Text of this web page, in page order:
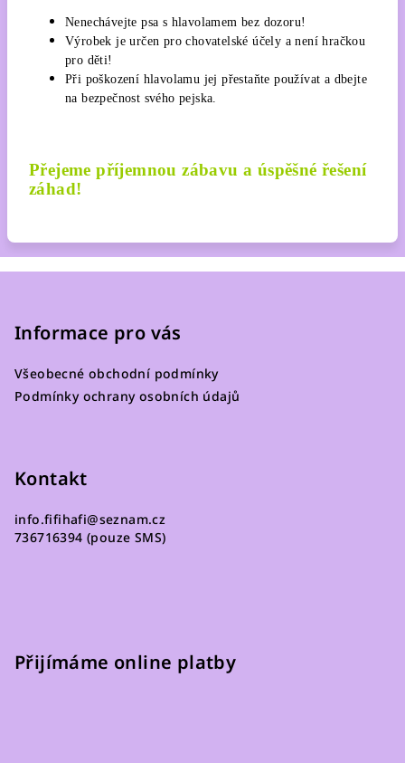
Nenechávejte psa s hlavolamem bez dozoru!
Výrobek je určen pro chovatelské účely a není hračkou
pro děti!
Při poškození hlavolamu jej přestaňte používat a dbejte
na bezpečnost svého pejska.
Přejeme příjemnou zábavu a úspěšné řešení
záhad!
Informace pro vás
Všeobecné obchodní podmínky
Podmínky ochrany osobních údajů
Kontakt
info.fifihafi@seznam.cz
736716394 (pouze SMS)
Přijímáme online platby